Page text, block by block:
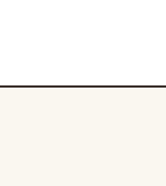
08/29（土）